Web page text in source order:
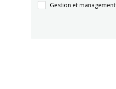
Gestion et management